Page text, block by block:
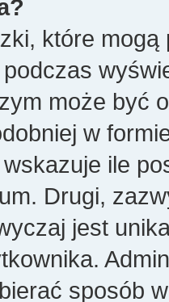
które
może być
w
ile
Drugi,
jest
sposób